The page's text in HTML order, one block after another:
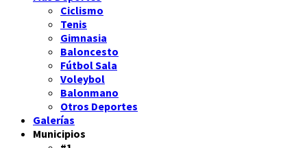
Ciclismo
Tenis
Gimnasia
Baloncesto
Fútbol Sala
Voleybol
Balonmano
Otros Deportes
Galerías
Municipios